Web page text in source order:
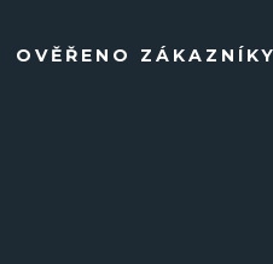
OVĚŘENO ZÁKAZNÍKY